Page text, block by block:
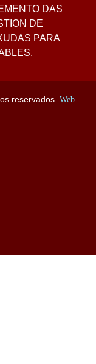
DAS
DE
PARA
reservados. Web